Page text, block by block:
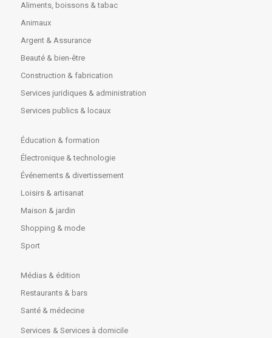
Aliments, boissons & tabac
Animaux
Argent & Assurance
Beauté & bien-être
Construction & fabrication
Services juridiques & administration
Services publics & locaux
Éducation & formation
Électronique & technologie
Événements & divertissement
Loisirs & artisanat
Maison & jardin
Shopping & mode
Sport
Médias & édition
Restaurants & bars
Santé & médecine
Services & Services à domicile